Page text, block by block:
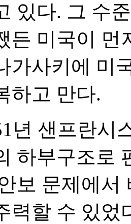
있다. 그 수
든 미국이 먼
가사키에 미
하고 만다.
년 샌프란시
하부구조로
보 문제에서
력할 수 있었